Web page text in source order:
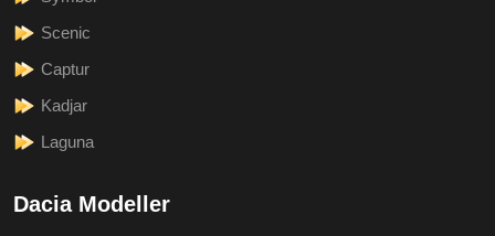
Scenic
Captur
Kadjar
Laguna
Dacia Modeller